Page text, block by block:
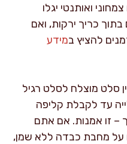
ואותנטי יגלו
כריך ירקות, ואם
להציץ במידע
סלט מוצלח לסלט רגיל
עד לקבלת קליפה
– זו אמנות. אם אתם
על מחבת כבדה ללא שמן,